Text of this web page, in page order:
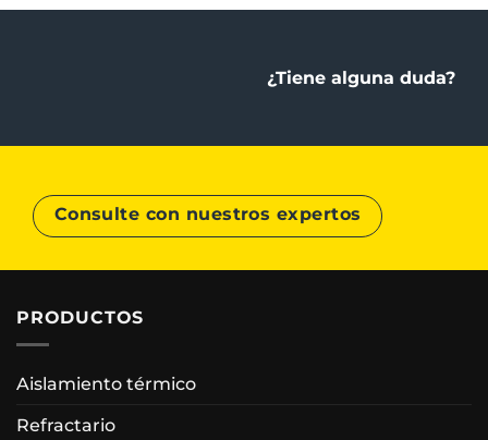
¿Tiene alguna duda?
Consulte con nuestros expertos
PRODUCTOS
Aislamiento térmico
Refractario